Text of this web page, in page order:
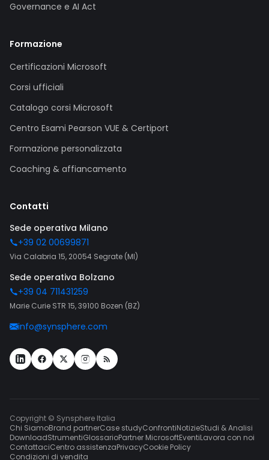
Governance e AI Act
Formazione
Certificazioni Microsoft
Corsi ufficiali
Catalogo corsi Microsoft
Centro Esami Pearson VUE & Certiport
Formazione personalizzata
Coaching & affiancamento
Contatti
Sede operativa Milano
+39 02 00699871
Via Calabria 15, 20054 Segrate (MI)
Sede operativa Bolzano
+39 04 711431259
Marie Curie STR 15, 39100 Bozen (BZ)
info@synsphere.com
Copyright © Synsphere Italia
Chi SiamoBrand partnerCase studyConfrontiNotizieStudi & Analisi
DownloadStrumentiGlossarioPartner MicrosoftEventiLavora con noi
ContattaciCentro assistenzaPrivacyCookie Policy
Condizioni di vendita